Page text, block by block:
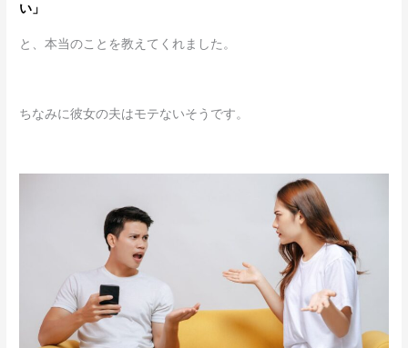
い」
と、本当のことを教えてくれました。
ちなみに彼女の夫はモテないそうです。